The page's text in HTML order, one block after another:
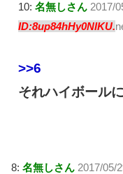
10: 名無しさん 2017/
ID:8up84hHy0NIKU.
>>6
それハイボール
8: 名無しさん 2017/05/